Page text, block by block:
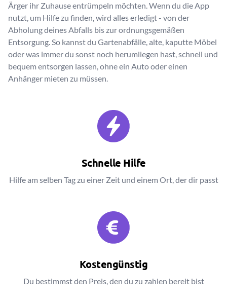
Ärger ihr Zuhause entrümpeln möchten. Wenn du die App
nutzt, um Hilfe zu finden, wird alles erledigt - von der
Abholung deines Abfalls bis zur ordnungsgemäßen
Entsorgung. So kannst du Gartenabfälle, alte, kaputte Möbel
oder was immer du sonst noch herumliegen hast, schnell und
bequem entsorgen lassen, ohne ein Auto oder einen
Anhänger mieten zu müssen.
Schnelle Hilfe
Hilfe am selben Tag zu einer Zeit und einem Ort, der dir passt
Kostengünstig
Du bestimmst den Preis, den du zu zahlen bereit bist